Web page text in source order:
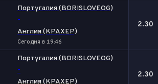
Португалия (BORISLOVEOG)
-
Англия (KPAXEP)
Сегодня в 19:46
2.30
Португалия (BORISLOVEOG)
-
Англия (KPAXEP)
2.30